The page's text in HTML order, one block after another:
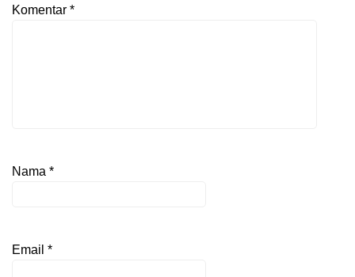
Komentar *
Nama *
Email *